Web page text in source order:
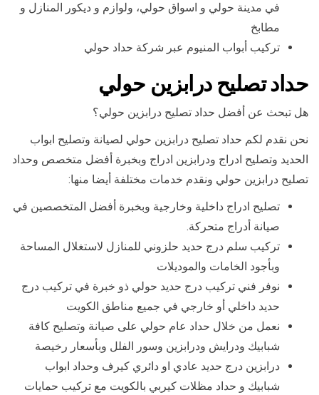
في مدينة حولي و اسواق حولي، ولوازم و ديكور المنازل و
مطابخ
تركيب أبواب المنيوم عبر شركة حداد حولي
حداد تصليح درابزين حولي
هل تبحث عن أفضل حداد تصليح درابزين حولي؟
نحن نقدم لكم حداد تصليح درابزين حولي لصيانة وتصليح ابواب
الحديد وتصليح ادراج ودرابزين ادراج وبخبرة أفضل متخصص وحداد
تصليح درابزين حولي ونقدم خدمات مختلفة أيضا منها:
تصليح ادراج داخلية وخارجية وبخبرة أفضل المتخصصين في
صيانة أدراج متحركة.
تركيب سلم درج حديد حلزوني للمنازل لاستغلال المساحة
وبأجود الخامات والموديلات
نوفر فني تركيب درج حديد حولي ذو خبرة في تركيب درج
حديد داخلي أو خارجي في جميع مناطق الكويت
نعمل من خلال حداد عام حولي على صيانة وتصليح كافة
شبابيك ودرايش ودرابزين وسور الفلل وبأسعار رخيصة
درابزين درج حديد عادي او دائري كيرف وحداد ابواب
شبابيك و حداد مظلات كيربي بالكويت مع تركيب حمايات